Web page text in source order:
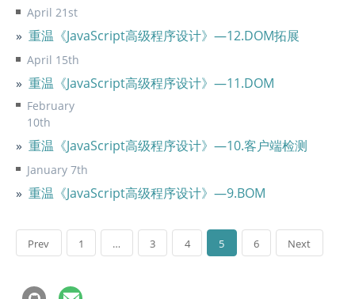
April 21st
重温《JavaScript高级程序设计》—12.DOM拓展
April 15th
重温《JavaScript高级程序设计》—11.DOM
February
10th
重温《JavaScript高级程序设计》—10.客户端检测
January 7th
重温《JavaScript高级程序设计》—9.BOM
Prev 1 … 3 4 5 6 Next